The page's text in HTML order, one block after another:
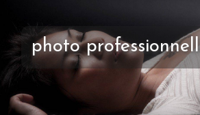
photo